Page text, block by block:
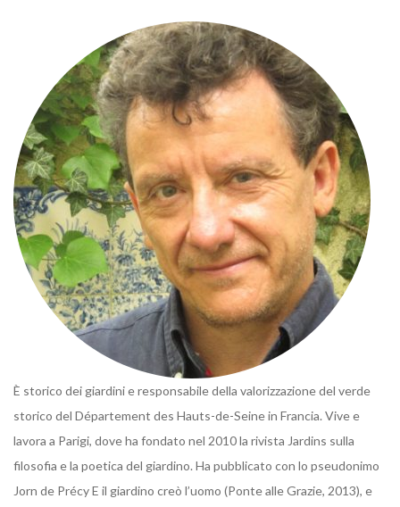
È storico dei giardini e responsabile della valorizzazione del verde
storico del Département des Hauts-de-Seine in Francia. Vive e
lavora a Parigi, dove ha fondato nel 2010 la rivista Jardins sulla
filosofia e la poetica del giardino. Ha pubblicato con lo pseudonimo
Jorn de Précy E il giardino creò l’uomo (Ponte alle Grazie, 2013), e